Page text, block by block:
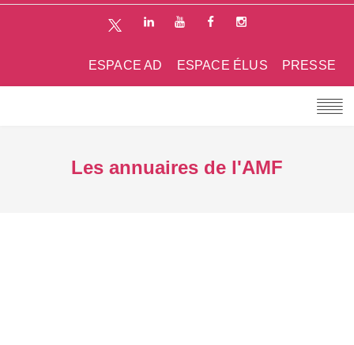
PRESSE
ESPACE ÉLUS
ESPACE AD
Les annuaires de l'AMF